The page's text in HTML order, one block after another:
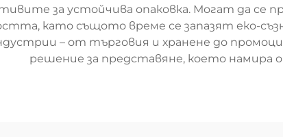
за устойчива опаковка. Могат да се
като същото време се запазят еко-
– от търговия и хранене до
решение за представяне, което намира